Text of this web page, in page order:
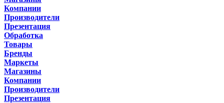
Компании
Производители
Презентация
Обработка
Товары
Бренды
Маркеты
Магазины
Компании
Производители
Презентация